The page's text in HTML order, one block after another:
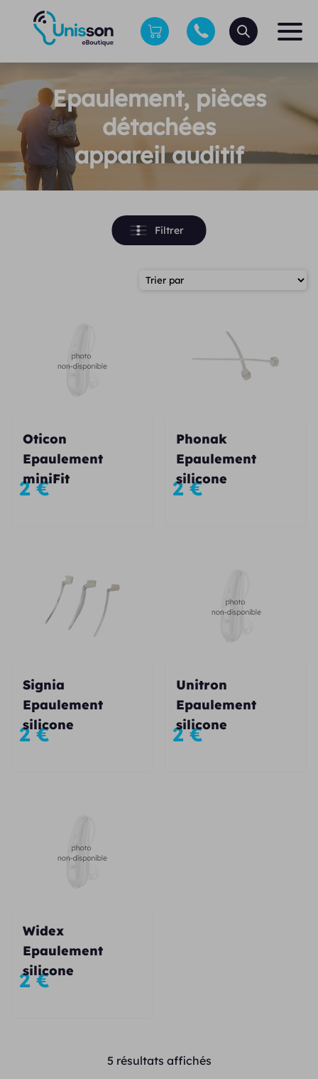
Epaulement, pièces
détachées
appareil auditif
Filtrer
Oticon
Epaulement
miniFit
2€
Phonak
Epaulement
silicone
2€
Signia
Epaulement
silicone
2€
Unitron
Epaulement
silicone
2€
Widex
Epaulement
silicone
2€
5 résultats affichés